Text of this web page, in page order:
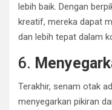
lebih baik. Dengan
kreatif, mereka dapat
dan lebih tepat dalam
6.
Terakhir, senam otak
menyegarkan pikiran